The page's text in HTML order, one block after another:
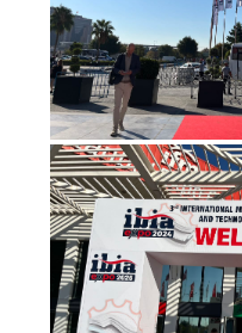
NORME
SULLA
PRIVACY